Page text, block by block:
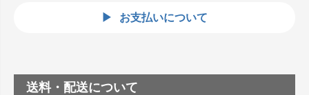
お支払いについて
送料・配送について